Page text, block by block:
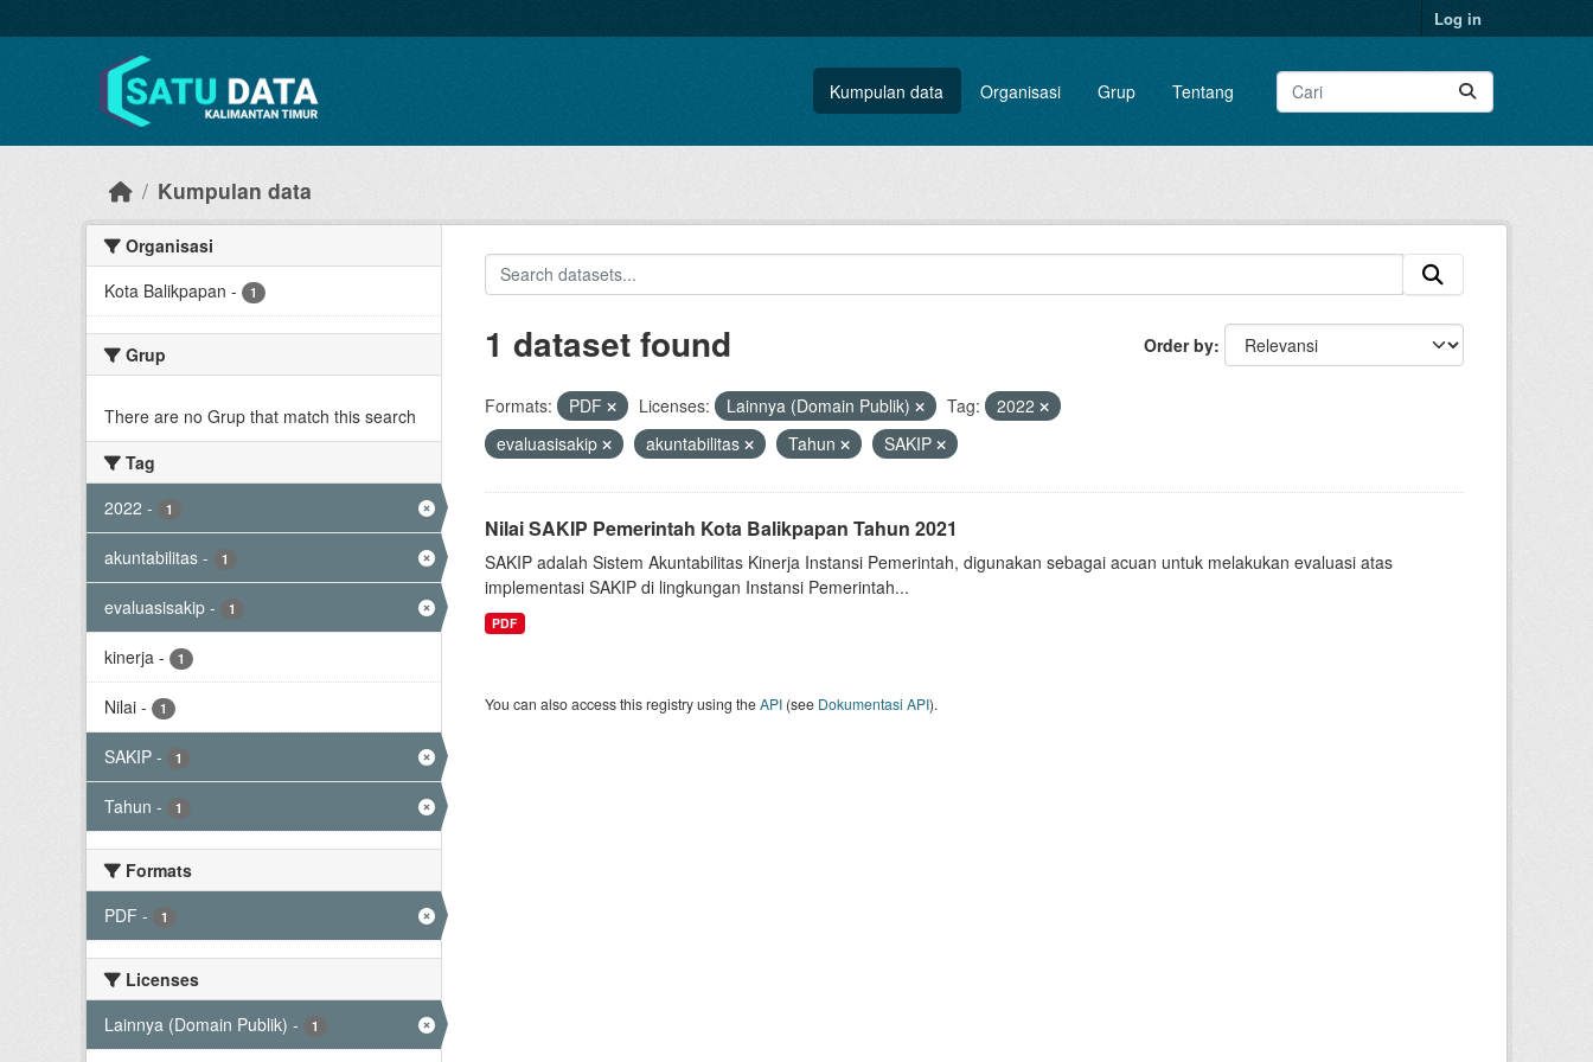
Log in
Kumpulan data Organisasi Grup Tentang
Kumpulan data
Organisasi
Kota Balikpapan - 1
Grup
There are no Grup that match this search
Tag
2022 - 1
akuntabilitas - 1
evaluasisakip - 1
kinerja - 1
Nilai - 1
SAKIP - 1
Tahun - 1
Formats
PDF - 1
Licenses
Lainnya (Domain Publik) - 1
Order by
1 dataset found
Formats: PDF Licenses: Lainnya (Domain Publik) Tag:
2022
evaluasisakip
akuntabilitas Tahun SAKIP
Nilai SAKIP Pemerintah Kota Balikpapan Tahun 2021
SAKIP adalah Sistem Akuntabilitas Kinerja Instansi Pemerintah, digunakan sebagai acuan untuk melakukan evaluasi atas
implementasi SAKIP di lingkungan Instansi Pemerintah...
PDF
You can also access this registry using theAPI(see Dokumentasi API).